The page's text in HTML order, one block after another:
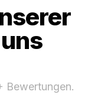
Bewertungen.